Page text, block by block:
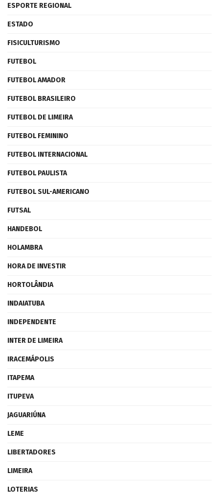
ESPORTE REGIONAL
ESTADO
FISICULTURISMO
FUTEBOL
FUTEBOL AMADOR
FUTEBOL BRASILEIRO
FUTEBOL DE LIMEIRA
FUTEBOL FEMININO
FUTEBOL INTERNACIONAL
FUTEBOL PAULISTA
FUTEBOL SUL-AMERICANO
FUTSAL
HANDEBOL
HOLAMBRA
HORA DE INVESTIR
HORTOLÂNDIA
INDAIATUBA
INDEPENDENTE
INTER DE LIMEIRA
IRACEMÁPOLIS
ITAPEMA
ITUPEVA
JAGUARIÚNA
LEME
LIBERTADORES
LIMEIRA
LOTERIAS